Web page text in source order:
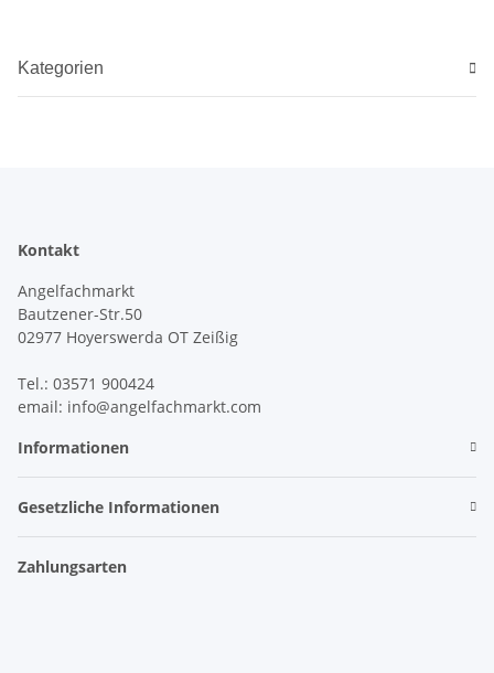
Kategorien
Kontakt
Angelfachmarkt
Bautzener-Str.50
02977 Hoyerswerda OT Zeißig
Tel.: 03571 900424
email: info@angelfachmarkt.com
Informationen
Gesetzliche Informationen
Zahlungsarten